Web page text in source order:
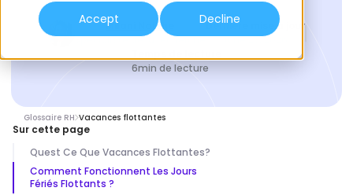
Accept
Decline
Milani Notshe
Spécialiste de la recherche
Dernière mise à jour
June 23, 2026
6min de lecture
Glossaire RH Vacances flottantes
Sur cette page
Quest Ce Que Vacances Flottantes?
Comment Fonctionnent Les Jours
Fériés Flottants ?